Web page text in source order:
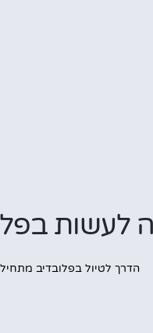
בפלובדיב מתחילה כאן!